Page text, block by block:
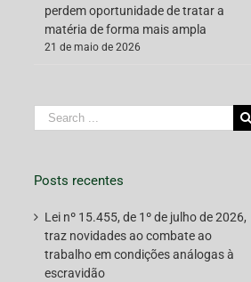
perdem oportunidade de tratar a
matéria de forma mais ampla
21 de maio de 2026
Search
for:
Posts recentes
Lei nº 15.455, de 1º de julho de 2026,
traz novidades ao combate ao
trabalho em condições análogas à
escravidão